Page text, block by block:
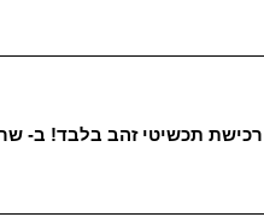
רכישת תכשיטי זהב בלבד! ב-